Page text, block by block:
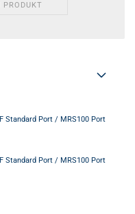
PRODUKT
Standard Port / MRS100 Port
Standard Port / MRS100 Port